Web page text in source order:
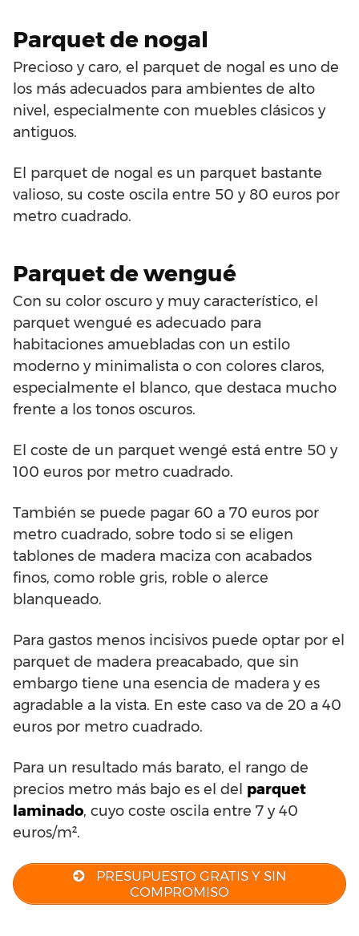
Parquet de nogal
Precioso y caro, el parquet de nogal es uno de
los más adecuados para ambientes de alto
nivel, especialmente con muebles clásicos y
antiguos.
El parquet de nogal es un parquet bastante
valioso, su coste oscila entre 50 y 80 euros por
metro cuadrado.
Parquet de wengué
Con su color oscuro y muy característico, el
parquet wengué es adecuado para
habitaciones amuebladas con un estilo
moderno y minimalista o con colores claros,
especialmente el blanco, que destaca mucho
frente a los tonos oscuros.
El coste de un parquet wengé está entre 50 y
100 euros por metro cuadrado.
También se puede pagar 60 a 70 euros por
metro cuadrado, sobre todo si se eligen
tablones de madera maciza con acabados
finos, como roble gris, roble o alerce
blanqueado.
Para gastos menos incisivos puede optar por el
parquet de madera preacabado, que sin
embargo tiene una esencia de madera y es
agradable a la vista. En este caso va de 20 a 40
euros por metro cuadrado.
Para un resultado más barato, el rango de
precios metro más bajo es el del parquet
laminado, cuyo coste oscila entre 7 y 40
euros/m².
PRESUPUESTO GRATIS Y SIN
COMPROMISO